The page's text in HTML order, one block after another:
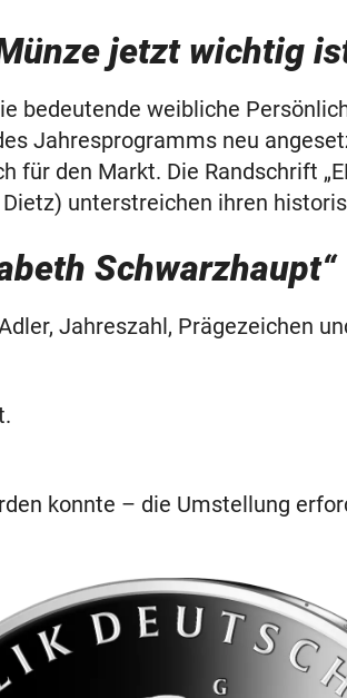
jetzt wichtig
bedeutende weibliche
Jahresprogramms neu
den Markt. Die Randschrift
Dietz) unterstreichen ihren
Schwarzhaupt“
Jahreszahl, Prägezeichen
konnte – die Umstellung